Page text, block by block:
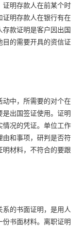
明存款人在前某个时
证明存款人在银行有在
款证明是客户因出国
的需要开具的资信证
中，所需要的对个在
出国签证使用。证明
况的凭证。单位工作
和事项，研判是否符
材料，不符合的要跟
的书面证明，是用人
书面材料。离职证明